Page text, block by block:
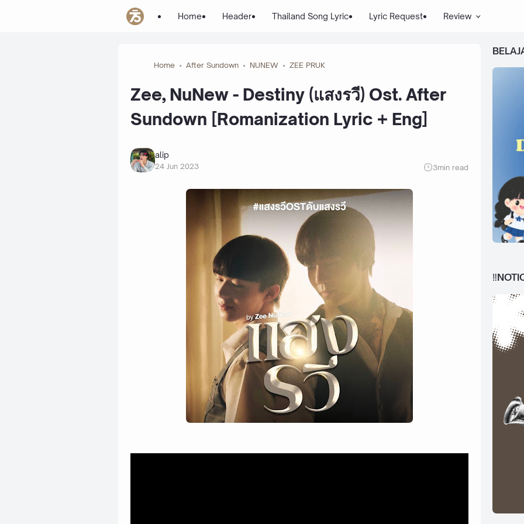
Home Header Thailand Song Lyric Lyric Request Review
Home After Sundown NUNEW ZEE PRUK
Zee, NuNew - Destiny (แสงรวี) Ost. After
Sundown [Romanization Lyric + Eng]
alip
24 Jun 2023 3min read